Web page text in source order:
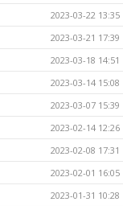
2023-03-22 13:35
2023-03-21 17:39
2023-03-18 14:51
2023-03-14 15:08
2023-03-07 15:39
2023-02-14 12:26
2023-02-08 17:31
2023-02-01 16:05
2023-01-31 10:28